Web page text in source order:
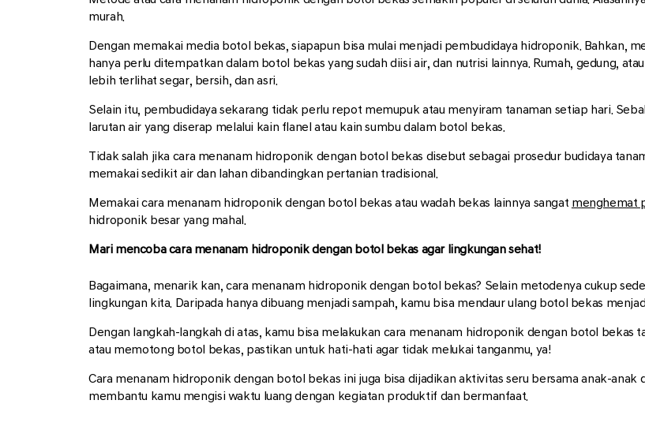
murah.
Dengan memakai media botol bekas, siapapun bisa mulai menjadi pembudidaya hidroponik. Bahkan,
hanya perlu ditempatkan dalam botol bekas yang sudah diisi air, dan nutrisi lainnya. Rumah, gedung,
lebih terlihat segar, bersih, dan asri.
Selain itu, pembudidaya sekarang tidak perlu repot memupuk atau menyiram tanaman setiap hari.
larutan air yang diserap melalui kain flanel atau kain sumbu dalam botol bekas.
Tidak salah jika cara menanam hidroponik dengan botol bekas disebut sebagai prosedur budidaya
memakai sedikit air dan lahan dibandingkan pertanian tradisional.
Memakai cara menanam hidroponik dengan botol bekas atau wadah bekas lainnya sangat menghemat
hidroponik besar yang mahal.
Mari mencoba cara menanam hidroponik dengan botol bekas agar lingkungan sehat!
Bagaimana, menarik kan, cara menanam hidroponik dengan botol bekas? Selain metodenya cukup
lingkungan kita. Daripada hanya dibuang menjadi sampah, kamu bisa mendaur ulang botol bekas
Dengan langkah-langkah di atas, kamu bisa melakukan cara menanam hidroponik dengan botol bekas
atau memotong botol bekas, pastikan untuk hati-hati agar tidak melukai tanganmu, ya!
Cara menanam hidroponik dengan botol bekas ini juga bisa dijadikan aktivitas seru bersama anak-anak
membantu kamu mengisi waktu luang dengan kegiatan produktif dan bermanfaat.